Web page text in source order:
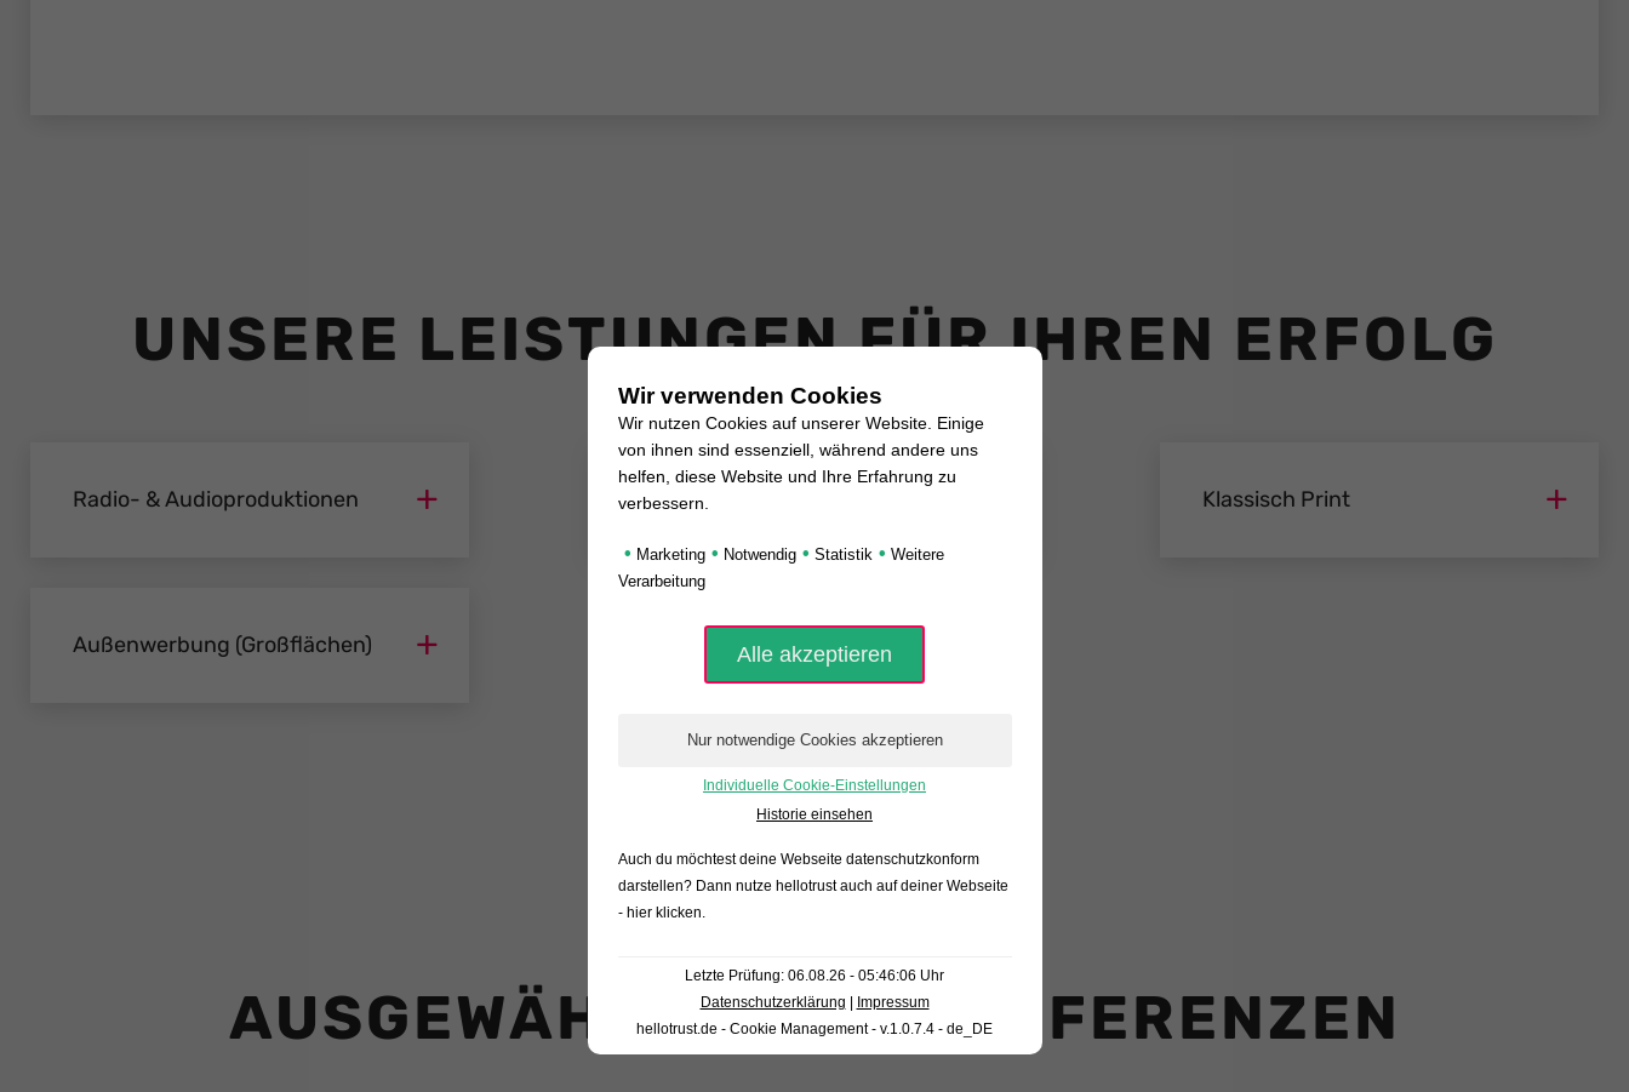
UNSERE LEISTUNGEN FÜR IHREN ERFOLG
Radio- & Audioproduktionen Promotion Klassisch Print
Außenwerbung (Großflächen)
AUSGEWÄHLTE PRINT REFERENZEN
Wir verwenden Cookies
Wir nutzen Cookies auf unserer Website. Einige
von ihnen sind essenziell, während andere uns
helfen, diese Website und Ihre Erfahrung zu
verbessern.
• Marketing • Notwendig • Statistik • Weitere
Verarbeitung
Individuelle Cookie-Einstellungen
Historie einsehen
Auch du möchtest deine Webseite datenschutzkonform
darstellen? Dann nutze hellotrust auch auf deiner Webseite
- hier klicken
Letzte Prüfung: 06.08.26 - 05:46:06 Uhr
Datenschutzerklärung | Impressum
hellotrust.de - Cookie Management - v.1.0.7.4 - de_DE